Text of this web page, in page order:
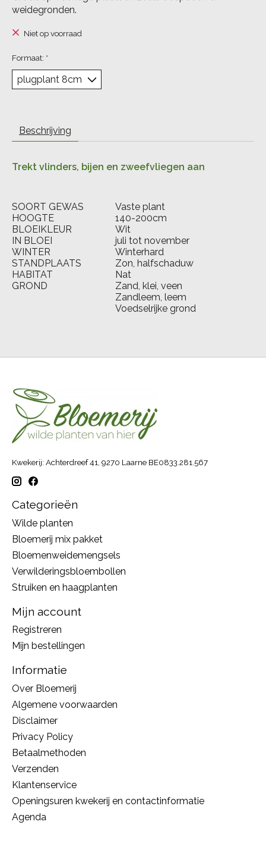
weidegronden.
Niet op voorraad
Formaat: *
Beschrijving
Trekt vlinders, bijen en zweefvliegen aan
SOORT GEWAS
Vaste plant
HOOGTE
140-200cm
BLOEIKLEUR
Wit
IN BLOEI
juli tot november
WINTER
Winterhard
STANDPLAATS
Zon, halfschaduw
HABITAT
Nat
GROND
Zand, klei, veen
Zandleem, leem
Voedselrijke grond
Kwekerij: Achterdreef 41, 9270 Laarne BE0833.281.567
Categorieën
Wilde planten
Bloemerij mix pakket
Bloemenweidemengsels
Verwilderingsbloembollen
Struiken en haagplanten
Mijn account
Registreren
Mijn bestellingen
Informatie
Over Bloemerij
Algemene voorwaarden
Disclaimer
Privacy Policy
Betaalmethoden
Verzenden
Klantenservice
Openingsuren kwekerij en contactinformatie
Agenda